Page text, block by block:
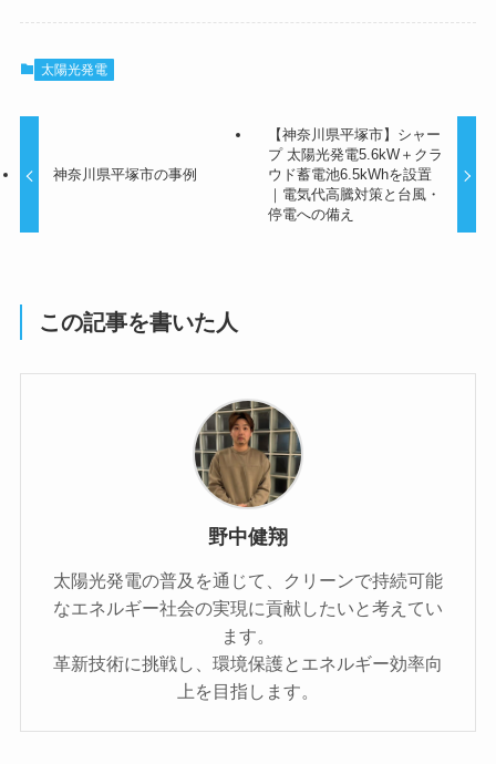
太陽光発電
神奈川県平塚市の事例
【神奈川県平塚市】シャー
プ 太陽光発電5.6kW＋クラ
ウド蓄電池6.5kWhを設置
｜電気代高騰対策と台風・
停電への備え
この記事を書いた人
野中健翔
太陽光発電の普及を通じて、クリーンで持続可能
なエネルギー社会の実現に貢献したいと考えてい
ます。
革新技術に挑戦し、環境保護とエネルギー効率向
上を目指します。